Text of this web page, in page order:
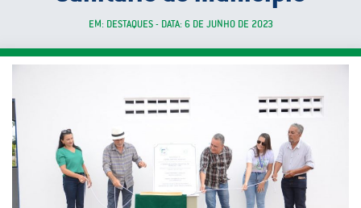
EM: DESTAQUES - DATA: 6 DE JUNHO DE 2023